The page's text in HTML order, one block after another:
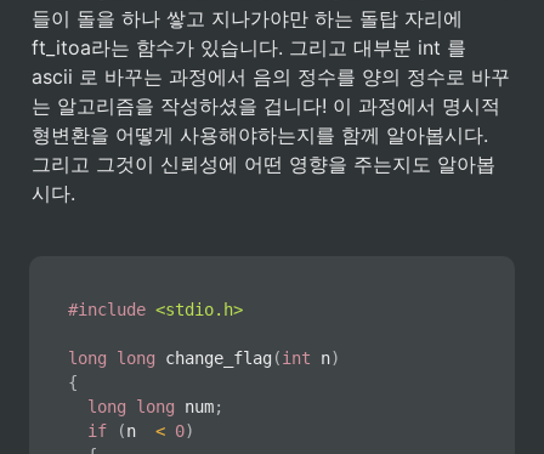
들이 돌을 하나 쌓고 지나가야만 하는 돌탑 자리에
ft_itoa라는 함수가 있습니다. 그리고 대부분 int 를
ascii 로 바꾸는 과정에서 음의 정수를 양의 정수로 바꾸
는 알고리즘을 작성하셨을 겁니다! 이 과정에서 명시적
형변환을 어떻게 사용해야하는지를 함께 알아봅시다.
그리고 그것이 신뢰성에 어떤 영향을 주는지도 알아봅
시다.
#include <stdio.h>
long long change_flag (int n)
{
long
long num;
if
(n < 0)